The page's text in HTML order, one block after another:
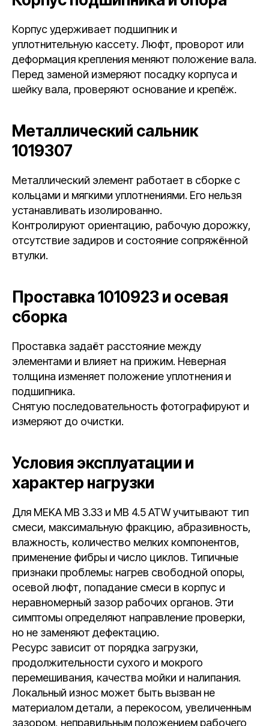
Корпус удерживает подшипник и
уплотнительную кассету. Люфт, проворот или
деформация крепления меняют положение вала.
Перед заменой измеряют посадку корпуса и
шейку вала, проверяют основание и крепёж.
Металлический сальник
1019307
Металлический элемент работает в сборке с
кольцами и мягкими уплотнениями. Его нельзя
устанавливать изолированно.
Контролируют ориентацию, рабочую дорожку,
отсутствие задиров и состояние сопряжённой
втулки.
Проставка 1010923 и осевая
сборка
Проставка задаёт расстояние между
элементами и влияет на прижим. Неверная
толщина изменяет положение уплотнения и
подшипника.
Снятую последовательность фотографируют и
измеряют до очистки.
Условия эксплуатации и
характер нагрузки
Для MEKA MB 3.33 и MB 4.5 ATW учитывают тип
смеси, максимальную фракцию, абразивность,
влажность, количество мелких компонентов,
применение фибры и число циклов. Типичные
признаки проблемы: нагрев свободной опоры,
осевой люфт, попадание смеси в корпус и
неравномерный зазор рабочих органов. Эти
симптомы определяют направление проверки,
но не заменяют дефектацию.
Ресурс зависит от порядка загрузки,
продолжительности сухого и мокрого
перемешивания, качества мойки и налипания.
Локальный износ может быть вызван не
материалом детали, а перекосом, увеличенным
зазором, неправильным положением рабочего